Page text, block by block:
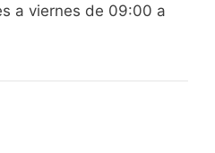
a viernes de 09:00 a